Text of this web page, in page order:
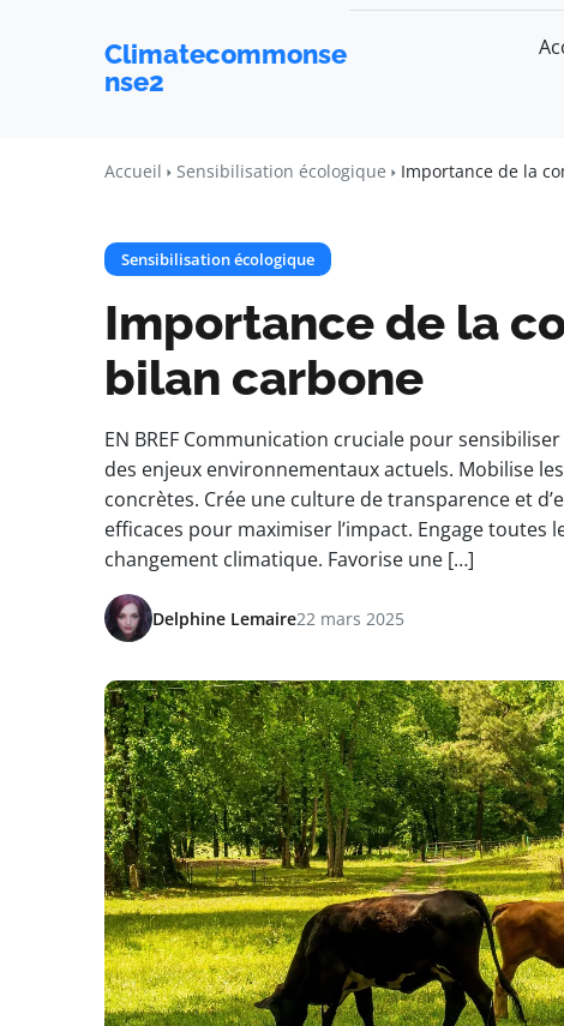
Climatecommonse
nse2
Accueil Sensibilisation écologique Importance de la
Sensibilisation écologique
Importance de la
bilan carbone
EN BREF Communication cruciale pour
des enjeux environnementaux actuels. Mobilise
concrètes. Crée une culture de transparence et
efficaces pour maximiser l’impact. Engage
changement climatique. Favorise une […]
Delphine Lemaire22 mars 2025